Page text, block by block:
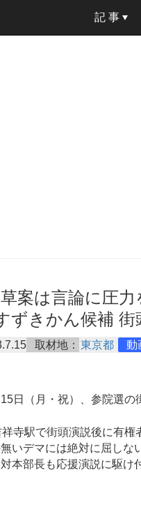
記 事
草案は言論に圧
ずきかん候補 街
取材地： 東京都 動
日（月・祝）、参院選の
寺駅で街頭演説後に有権
いデマには絶対に屈し
本部長も応援演説に駆け